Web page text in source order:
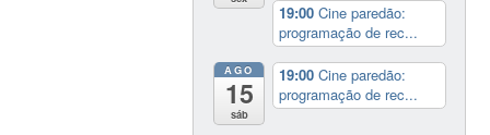
19:00Cine paredão:
programação de rec...
AGO
15
sáb
19:00Cine paredão:
programação de rec...